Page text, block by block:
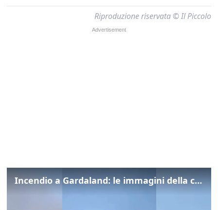
Riproduzione riservata © Il Piccolo
Incendio a Gardaland: le immagini della colonna di fumo